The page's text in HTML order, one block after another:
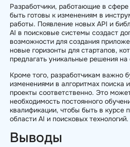
Разработчики, работающие в
быть готовы к изменениям в
работы. Появление новых API и
AI в поисковые системы создаст
возможности для создания
новые горизонты для стартапов,
предлагать уникальные решения на
Кроме того, разработчикам важно
изменениями в алгоритмах поиска
проекты соответственно. Это
необходимость постоянного
квалификации, чтобы быть в курсе
области AI и поисковых технологий.
Выводы